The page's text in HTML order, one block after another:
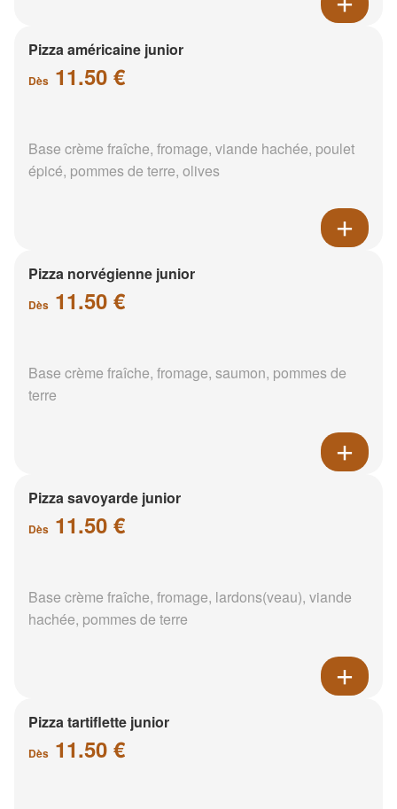
Pizza américaine junior
Dès 11.50 €
Base crème fraîche, fromage, viande hachée, poulet
épicé, pommes de terre, olives
Pizza norvégienne junior
Dès 11.50 €
Base crème fraîche, fromage, saumon, pommes de
terre
Pizza savoyarde junior
Dès 11.50 €
Base crème fraîche, fromage, lardons(veau), viande
hachée, pommes de terre
Pizza tartiflette junior
Dès 11.50 €